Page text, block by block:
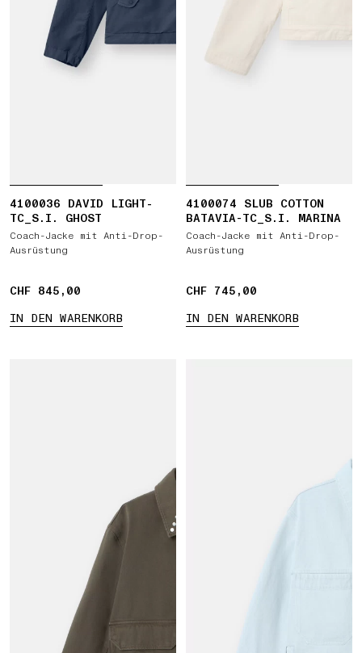
4100036 DAVID LIGHT-
TC_S.I. GHOST
Coach-Jacke mit Anti-Drop-
Ausrüstung
CHF 845,00
CHF 845,00
IN DEN WARENKORB
4100074 SLUB COTTON
BATAVIA-TC_S.I. MARINA
Coach-Jacke mit Anti-Drop-
Ausrüstung
CHF 745,00
CHF 745,00
IN DEN WARENKORB